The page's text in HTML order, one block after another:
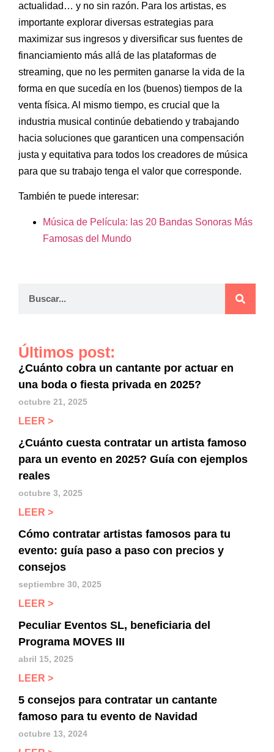
actualidad… y no sin razón. Para los artistas, es
importante explorar diversas estrategias para
maximizar sus ingresos y diversificar sus fuentes de
financiamiento más allá de las plataformas de
streaming, que no les permiten ganarse la vida de la
forma en que sucedía en los (buenos) tiempos de la
venta física. Al mismo tiempo, es crucial que la
industria musical continúe debatiendo y trabajando
hacia soluciones que garanticen una compensación
justa y equitativa para todos los creadores de música
para que su trabajo tenga el valor que corresponde.
También te puede interesar:
Música de Película: las 20 Bandas Sonoras Más
Famosas del Mundo
Últimos post:
¿Cuánto cobra un cantante por actuar en
una boda o fiesta privada en 2025?
octubre 21, 2025
LEER >
¿Cuánto cuesta contratar un artista famoso
para un evento en 2025? Guía con ejemplos
reales
octubre 3, 2025
LEER >
Cómo contratar artistas famosos para tu
evento: guía paso a paso con precios y
consejos
septiembre 30, 2025
LEER >
Peculiar Eventos SL, beneficiaria del
Programa MOVES III
abril 15, 2025
LEER >
5 consejos para contratar un cantante
famoso para tu evento de Navidad
octubre 13, 2024